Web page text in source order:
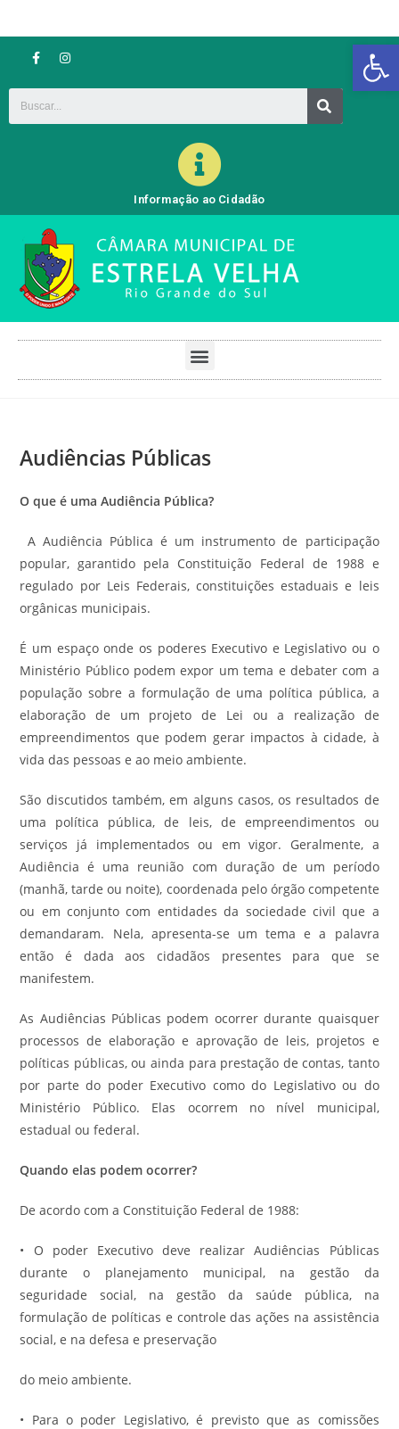
Barra de Ferramentas Aberta
Informação ao Cidadão
Audiências Públicas
O que é uma Audiência Pública?
A Audiência Pública é um instrumento de participação
popular, garantido pela Constituição Federal de 1988 e
regulado por Leis Federais, constituições estaduais e leis
orgânicas municipais.
É um espaço onde os poderes Executivo e Legislativo ou o
Ministério Público podem expor um tema e debater com a
população sobre a formulação de uma política pública, a
elaboração de um projeto de Lei ou a realização de
empreendimentos que podem gerar impactos à cidade, à
vida das pessoas e ao meio ambiente.
São discutidos também, em alguns casos, os resultados de
uma política pública, de leis, de empreendimentos ou
serviços já implementados ou em vigor. Geralmente, a
Audiência é uma reunião com duração de um período
(manhã, tarde ou noite), coordenada pelo órgão competente
ou em conjunto com entidades da sociedade civil que a
demandaram. Nela, apresenta-se um tema e a palavra
então é dada aos cidadãos presentes para que se
manifestem.
As Audiências Públicas podem ocorrer durante quaisquer
processos de elaboração e aprovação de leis, projetos e
políticas públicas, ou ainda para prestação de contas, tanto
por parte do poder Executivo como do Legislativo ou do
Ministério Público. Elas ocorrem no nível municipal,
estadual ou federal.
Quando elas podem ocorrer?
De acordo com a Constituição Federal de 1988:
• O poder Executivo deve realizar Audiências Públicas
durante o planejamento municipal, na gestão da
seguridade social, na gestão da saúde pública, na
formulação de políticas e controle das ações na assistência
social, e na defesa e preservação
do meio ambiente.
• Para o poder Legislativo, é previsto que as comissões